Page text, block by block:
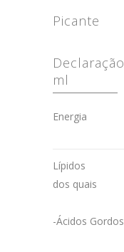
Picante
ml
Energia
Lípidos
dos quais
-Ácidos